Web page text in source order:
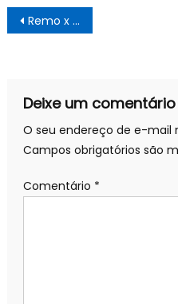
Navegação
de
Remo x Guarani: ASSISTIR AO VIVO AGORA , ESCALAÇÕES E PALPITES, Campeonato Brasileiro série B 2021, TERÇA (22/06) – BOLA ROLANDO – FUTEBOL AO VIVO, JOGOS, ESCALAÇÕES, PALPITES ONDE A BOLA ROLA
Deixe um comentário
O seu endereço de e-mail
Campos obrigatórios são
Comentário *